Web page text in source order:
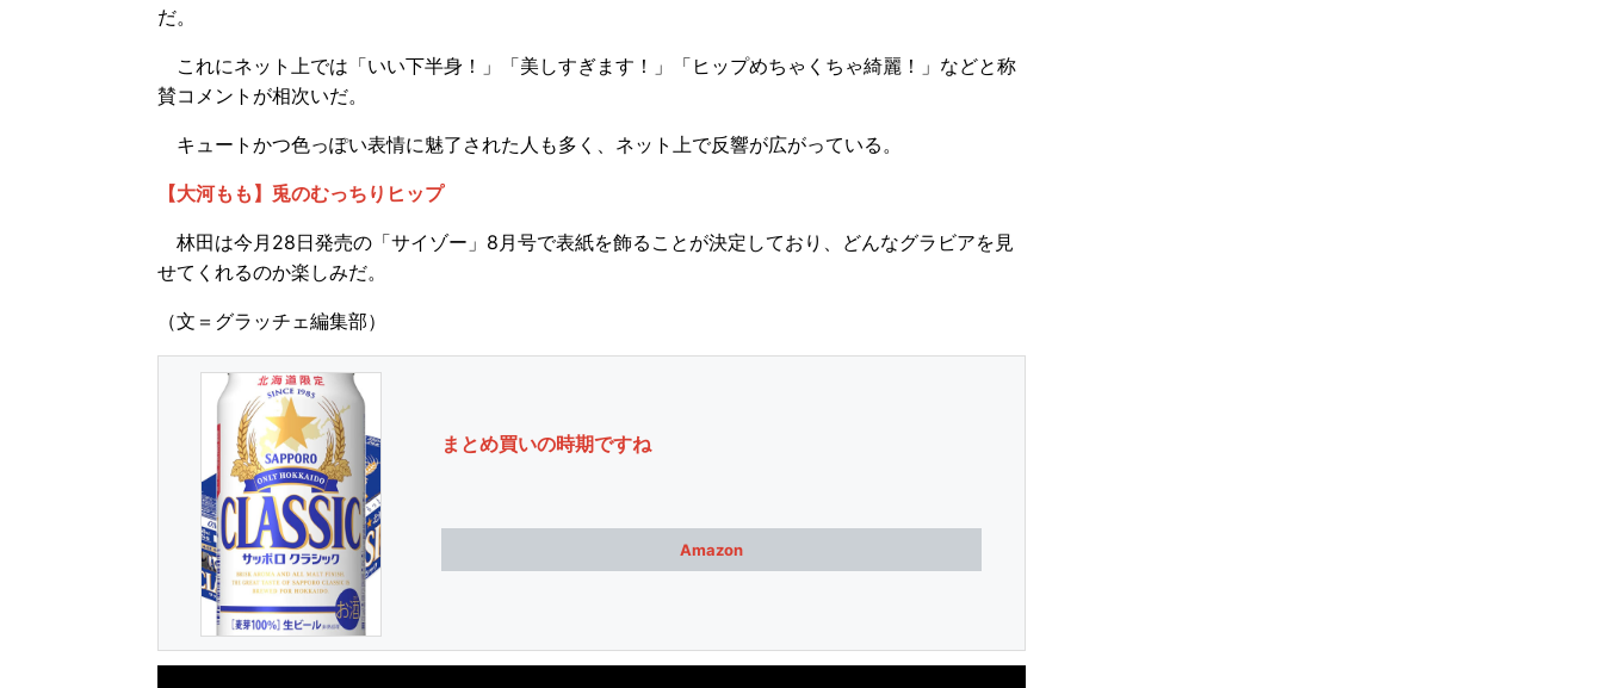
だ。
これにネット上では「いい下半身！」「美しすぎます！」「ヒップめちゃくちゃ綺麗！」などと称
賛コメントが相次いだ。
キュートかつ色っぽい表情に魅了された人も多く、ネット上で反響が広がっている。
【大河もも】兎のむっちりヒップ
林田は今月28日発売の「サイゾー」8月号で表紙を飾ることが決定しており、どんなグラビアを見
せてくれるのか楽しみだ。
（文＝グラッチェ編集部）
まとめ買いの時期ですね
Amazon